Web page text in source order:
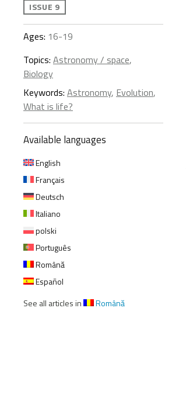
ISSUE 9
Ages: 16-19
Topics: Astronomy / space,
Biology
Keywords: Astronomy, Evolution,
What is life?
Available languages
English
Français
Deutsch
Italiano
polski
Português
Română
Español
See all articles in
Română